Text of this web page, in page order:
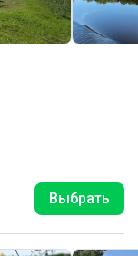
Выбрать